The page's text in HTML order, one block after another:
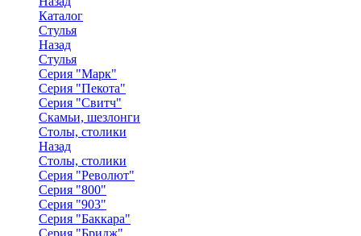
Каталог
Стулья
Назад
Стулья
Серия "Марк"
Серия "Пекота"
Серия "Свитч"
Скамьи, шезлонги
Столы, столики
Назад
Столы, столики
Серия "Револют"
Серия "800"
Серия "903"
Серия "Баккара"
Серия "Бридж"